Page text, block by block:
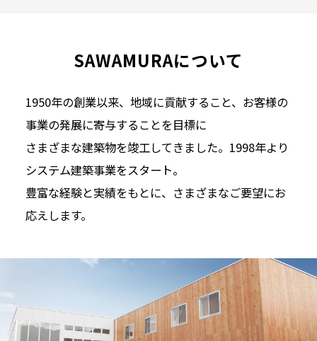
SAWAMURAについて
1950年の創業以来、地域に貢献すること、お客様の
事業の発展に寄与することを目標に
さまざまな建築物を竣工してきました。1998年より
システム建築事業をスタート。
豊富な経験と実績をもとに、さまざまなご要望にお
応えします。